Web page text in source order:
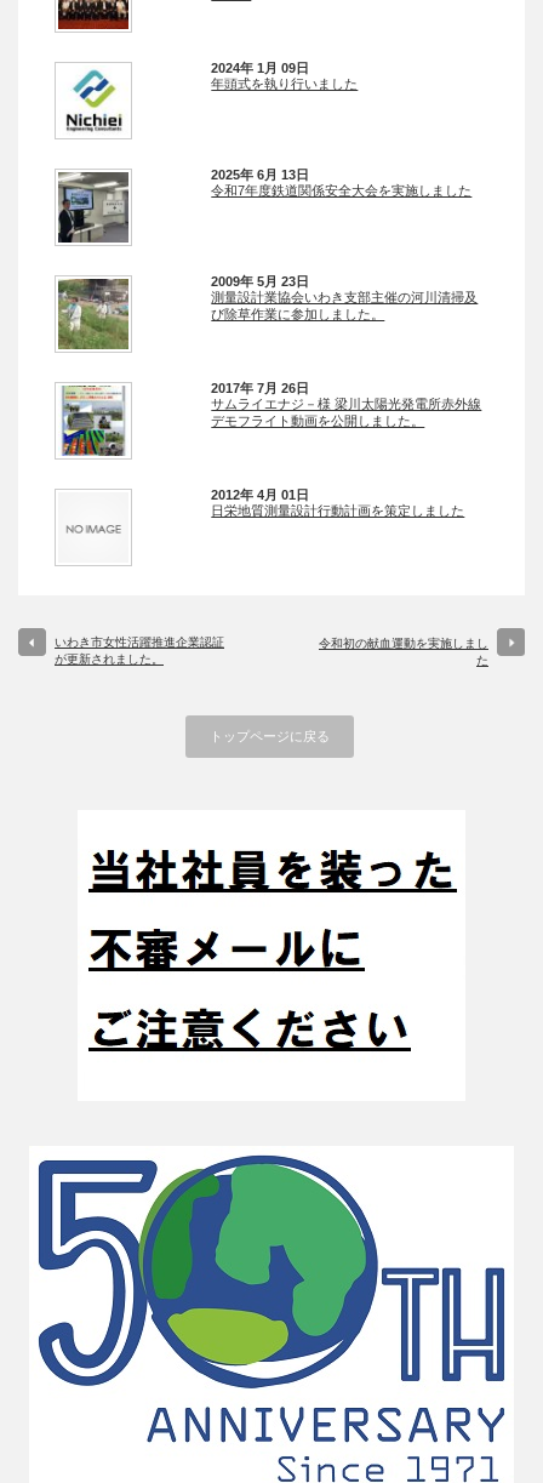
2024年 1月 09日
年頭式を執り行いました
2025年 6月 13日
令和7年度鉄道関係安全大会を実施しました
2009年 5月 23日
測量設計業協会いわき支部主催の河川清掃及
び除草作業に参加しました。
2017年 7月 26日
サムライエナジ－様 梁川太陽光発電所赤外線
デモフライト動画を公開しました。
2012年 4月 01日
日栄地質測量設計行動計画を策定しました
いわき市女性活躍推進企業認証
が更新されました。
令和初の献血運動を実施しまし
た
トップページに戻る